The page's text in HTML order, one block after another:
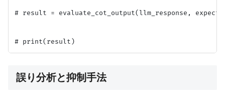
# result = evaluate_cot_output(llm_response,
誤り分析と抑制手法